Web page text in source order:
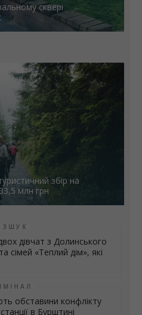
сквері
збір на
млн грн
дівчат з Долинського
сімей «Теплий дім», які
обставини конфлікту
в Бурштині